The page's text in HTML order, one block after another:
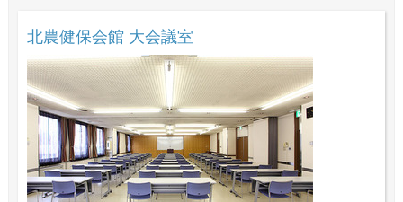
北農健保会館 大会議室